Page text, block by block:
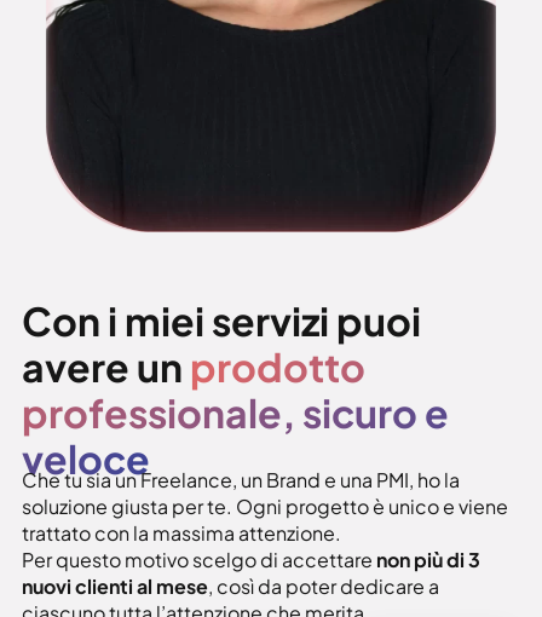
Con i miei servizi puoi
avere un prodotto
professionale, sicuro e
veloce
Che tu sia un Freelance, un Brand e una PMI, ho la
soluzione giusta per te. Ogni progetto è unico e viene
trattato con la massima attenzione.
Per questo motivo scelgo di accettare non più di 3
nuovi clienti al mese, così da poter dedicare a